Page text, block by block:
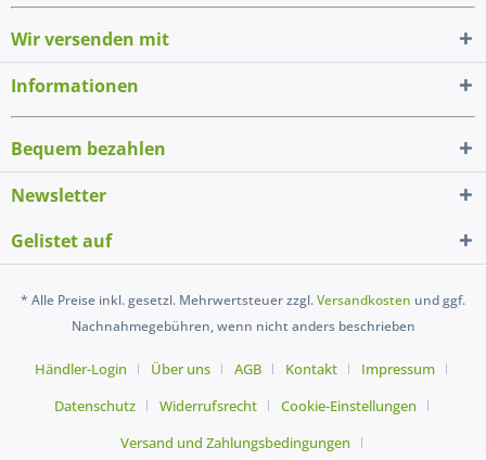
Wir versenden mit
Informationen
Bequem bezahlen
Newsletter
Gelistet auf
* Alle Preise inkl. gesetzl. Mehrwertsteuer zzgl.Versandkosten und ggf.
Nachnahmegebühren, wenn nicht anders beschrieben
Händler-Login Über uns AGB Kontakt
Impressum
Datenschutz
Widerrufsrecht
Cookie-Einstellungen
Versand und Zahlungsbedingungen